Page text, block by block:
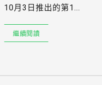
10月3日推出的第1...
繼續閱讀